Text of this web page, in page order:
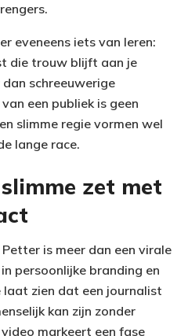
eveneens iets van leren:
die trouw blijft aan je
schreeuwerige
een publiek is geen
slimme regie vormen wel
lange race.
zet met
is meer dan een virale
persoonlijke branding en
zien dat een journalist
kan zijn zonder
markeert een fase